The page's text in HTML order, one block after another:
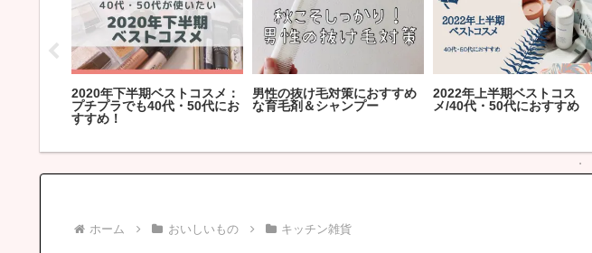
自宅での休日は何して過ご
す？自粛中のGWの過ごし方
成長期サプリのおすすめ比較
｜わが家で試した口コミと選
【毛穴洗浄スプレーおすすめ
ベスト3】いちご鼻・毛穴も
ホーム おいしいもの キッチン雑貨